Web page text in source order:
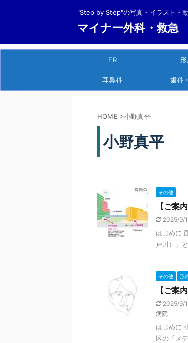
"Step by Step"の写真・イラスト・
マイナー外科・救急
ER
耳鼻科 歯科
HOME >小野真平
小野真平
その他
【ご案
2025/9/
はじめに
戸川）」
その他 形
【ご案
2025/9/
病院
はじめに
区の「メ